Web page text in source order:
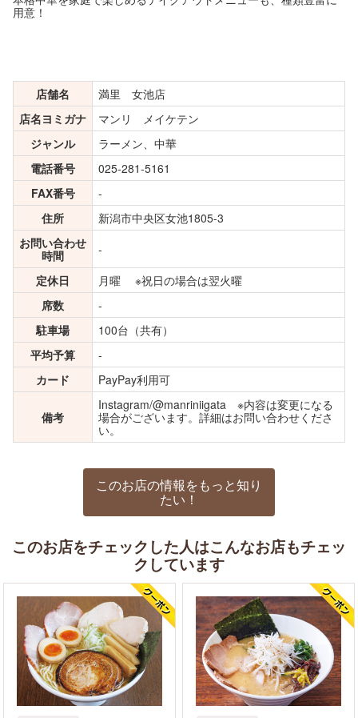
用意！
店舗名
満里 女池店
店名ヨミガナ
マンリ メイケテン
ジャンル
ラーメン、中華
電話番号
025-281-5161
FAX番号
-
住所
新潟市中央区女池1805-3
お問い合わせ
時間
-
定休日
月曜 ※祝日の場合は翌火曜
席数
-
駐車場
100台（共有）
平均予算
-
カード
PayPay利用可
備考
Instagram/@manriniigata ※内容は変更になる
場合がございます。詳細はお問い合わせくださ
い。
このお店の情報をもっと知り
たい！
このお店をチェックした人はこんなお店もチェッ
クしています